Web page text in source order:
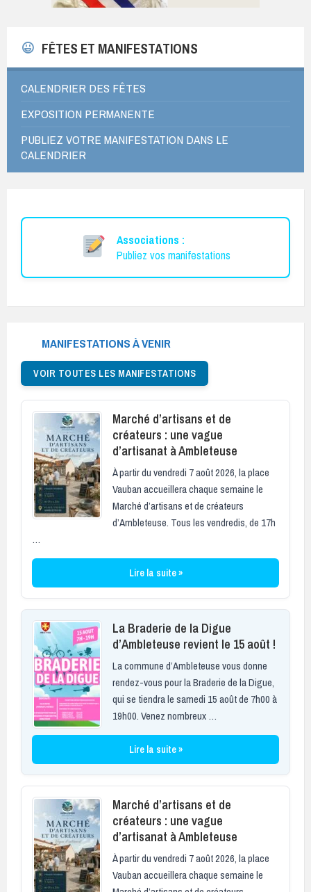
FÊTES ET MANIFESTATIONS
CALENDRIER DES FÊTES
EXPOSITION PERMANENTE
PUBLIEZ VOTRE MANIFESTATION DANS LE
CALENDRIER
Associations :
Publiez vos manifestations
MANIFESTATIONS À VENIR
VOIR TOUTES LES MANIFESTATIONS
Marché d’artisans et de
créateurs : une vague
d’artisanat à Ambleteuse
À partir du vendredi 7 août 2026, la place
Vauban accueillera chaque semaine le
Marché d’artisans et de créateurs
d’Ambleteuse. Tous les vendredis, de 17h
…
Lire la suite »
La Braderie de la Digue
d’Ambleteuse revient le 15 août !
La commune d’Ambleteuse vous donne
rendez-vous pour la Braderie de la Digue,
qui se tiendra le samedi 15 août de 7h00 à
19h00. Venez nombreux …
Lire la suite »
Marché d’artisans et de
créateurs : une vague
d’artisanat à Ambleteuse
À partir du vendredi 7 août 2026, la place
Vauban accueillera chaque semaine le